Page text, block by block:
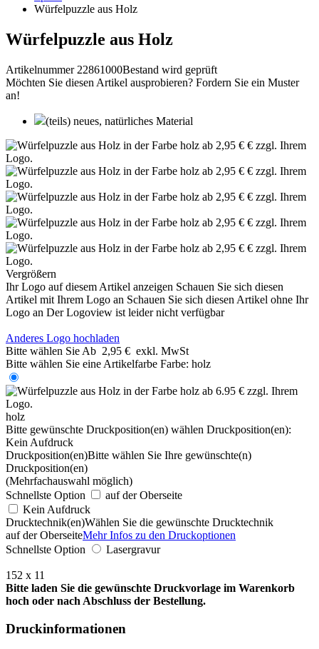
Würfelpuzzle aus Holz
Würfelpuzzle aus Holz
Artikelnummer 22861000Bestand wird geprüft
Möchten Sie diesen Artikel ausprobieren? Fordern Sie ein Muster
an!
(teils) neues, natürliches Material
Vergrößern
Ihr Logo auf diesem Artikel anzeigen Schauen Sie sich diesen
Artikel mit Ihrem Logo an Schauen Sie sich diesen Artikel ohne Ihr
Logo an Der Logoview ist leider nicht verfügbar
Anderes Logo hochladen
Bitte wählen Sie Ab 2,95 € exkl. MwSt
Bitte wählen Sie eine Artikelfarbe Farbe: holz
holz
Bitte gewünschte Druckposition(en) wählen Druckposition(en):
Kein Aufdruck
Druckposition(en)Bitte wählen Sie Ihre gewünschte(n)
Druckposition(en)
(Mehrfachauswahl möglich)
Schnellste Option
auf der Oberseite
Kein Aufdruck
Drucktechnik(en)Wählen Sie die gewünschte Drucktechnik
auf der OberseiteMehr Infos zu den Druckoptionen
Schnellste Option
Lasergravur
152 x 11
Bitte laden Sie die gewünschte Druckvorlage im Warenkorb
hoch oder nach Abschluss der Bestellung.
Druckinformationen